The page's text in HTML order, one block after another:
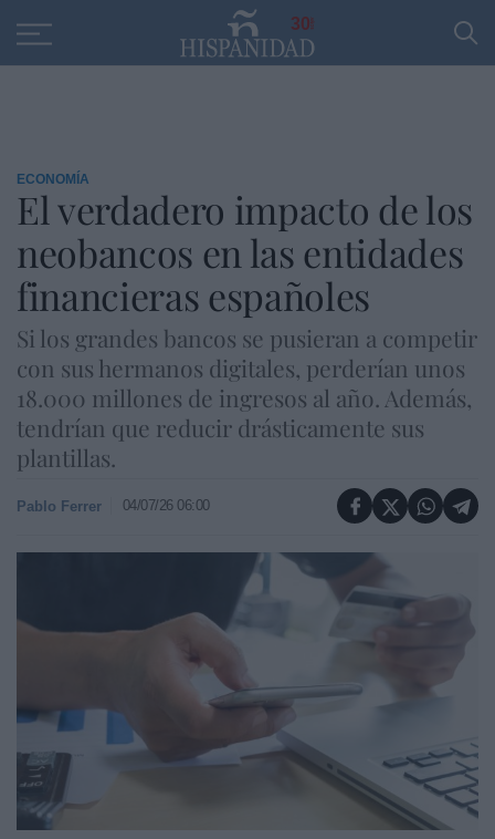
30
ECONOMÍA
El verdadero impacto de los
neobancos en las entidades
financieras españoles
Si los grandes bancos se pusieran a competir
con sus hermanos digitales, perderían unos
18.000 millones de ingresos al año. Además,
tendrían que reducir drásticamente sus
plantillas.
Pablo Ferrer 04/07/26 06:00